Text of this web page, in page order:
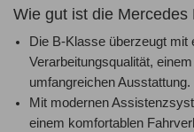
Wie gut ist die Mercedes
Die B-Klasse überzeugt mit
Verarbeitungsqualität,
umfangreichen Ausstattung.
Mit modernen
einem komfortablen